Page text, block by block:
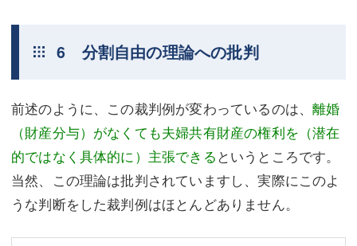
6 分割自由の理論への批判
前述のように、この裁判例が変わっているのは、離婚
（財産分与）がなくても夫婦共有財産の権利を（潜在
的ではなく具体的に）主張できる というところです。
当然、この理論は批判されていますし、実際にこのよ
うな判断をした裁判例はほとんどありません。